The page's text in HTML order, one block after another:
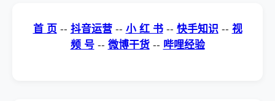
首 页 -- 抖音运营 -- 小 红 书 -- 快手知识 -- 视
频 号 -- 微博干货 -- 哔哩经验